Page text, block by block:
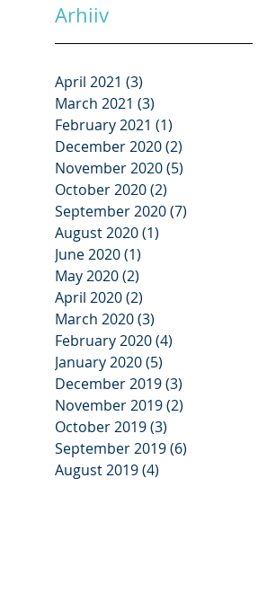
Arhiiv
April 2021 (3)
March 2021 (3)
February 2021 (1)
December 2020(2)
November 2020(5)
October 2020(2)
September 2020(7)
August 2020(1)
June 2020(1)
May 2020(2)
April 2020(2)
March 2020(3)
February 2020(4)
January 2020(5)
December 2019(3)
November 2019(2)
October 2019(3)
September 2019(6)
August 2019(4)